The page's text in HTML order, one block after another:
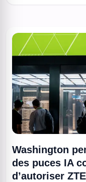
Washington
des puces IA
d’autoriser